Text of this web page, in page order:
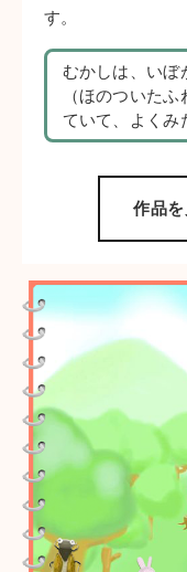
す。
むかしは、いぼ
（ほのついた
ていて、よくみ
作品